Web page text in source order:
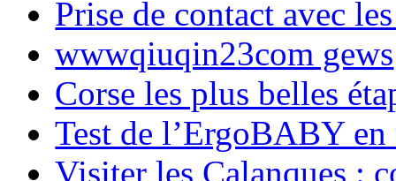
Prise de contact avec
wwwqiuqin23com gews
Corse les plus belles
Test de l’ErgoBABY en
Visiter les Calanques :